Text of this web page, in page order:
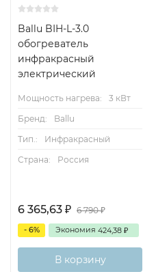
Ballu BIH-L-3.0
обогреватель
инфракрасный
электрический
Мощность нагрева:
3 кВт
Бренд:
Ballu
Тип.:
Инфракрасный
Страна:
Россия
6 365,63 ₽ 6 790₽
- 6% Экономия 424,38 ₽
В корзину